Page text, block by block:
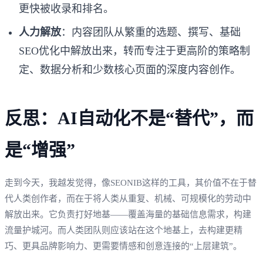
更快被收录和排名。
人力解放：内容团队从繁重的选题、撰写、基础
SEO优化中解放出来，转而专注于更高阶的策略制
定、数据分析和少数核心页面的深度内容创作。
反思：AI自动化不是“替代”，而
是“增强”
走到今天，我越发觉得，像SEONIB这样的工具，其价值不在于替
代人类创作者，而在于将人类从重复、机械、可规模化的劳动中
解放出来。它负责打好地基——覆盖海量的基础信息需求，构建
流量护城河。而人类团队则应该站在这个地基上，去构建更精
巧、更具品牌影响力、更需要情感和创意连接的“上层建筑”。